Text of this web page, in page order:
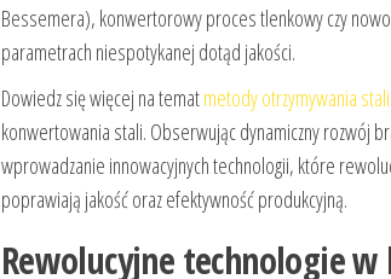
Bessemera), konwertorowy proces tlenkowy czy
parametrach niespotykanej dotąd jakości.
Dowiedz się więcej na tematmetody otrzymywania stali
konwertowania stali. Obserwując dynamiczny rozwój
wprowadzanie innowacyjnych technologii, które
poprawiają jakość oraz efektywność produkcyjną.
Rewolucyjne technologie